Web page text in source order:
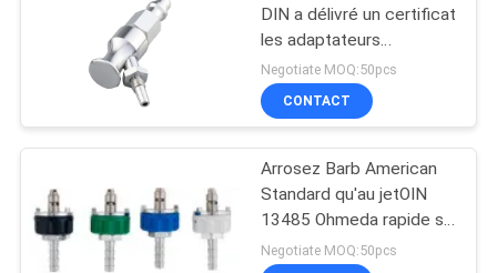
Débitmètres
médicaux
DIN a délivré un certificat
les adaptateurs
médicaux de gaz
Negotiate MOQ:50pcs
CONTACT
Arrosez Barb American
Standard qu'au jetOIN
13485 Ohmeda rapide se
relient
Negotiate MOQ:50pcs